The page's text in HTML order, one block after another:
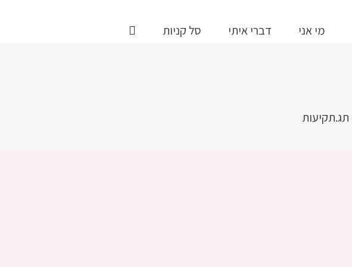
מי אני דברי איתי סל קניות
תקיעות